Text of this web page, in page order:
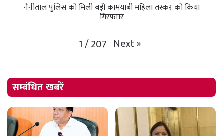
नैनीताल पुलिस को मिली बड़ी कामयाबी महिला तस्कर को किया
गिरफ्तार
1/207 Next»
सम्बंधित खबरें